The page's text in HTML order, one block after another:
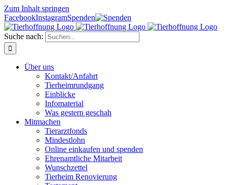
Zum Inhalt springen
FacebookInstagramSpenden
Suche nach:
Über uns
Kontakt/Anfahrt
Tierheimrundgang
Einblicke
Infomaterial
Was gestern geschah
Mitmachen
Tierarztfonds
Mindestlohn
Online einkaufen und spenden
Ehrenamtliche Mitarbeit
Wunschzettel
Tierheim Renovierung